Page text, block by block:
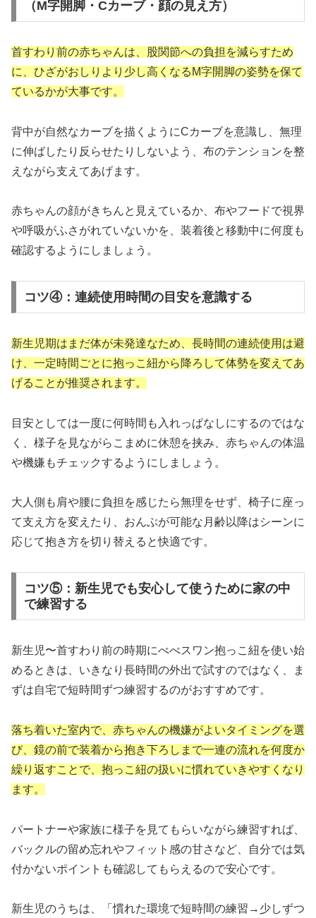
（M字開脚・Cカーブ・顔の見え方）
首すわり前の赤ちゃんは、股関節への負担を減らすため
に、ひざがおしりより少し高くなるM字開脚の姿勢を保て
ているかが大事です。
背中が自然なカーブを描くようにCカーブを意識し、無理
に伸ばしたり反らせたりしないよう、布のテンションを整
えながら支えてあげます。
赤ちゃんの顔がきちんと見えているか、布やフードで視界
や呼吸がふさがれていないかを、装着後と移動中に何度も
確認するようにしましょう。
コツ④：連続使用時間の目安を意識する
新生児期はまだ体が未発達なため、長時間の連続使用は避
け、一定時間ごとに抱っこ紐から降ろして体勢を変えてあ
げることが推奨されます。
目安としては一度に何時間も入れっぱなしにするのではな
く、様子を見ながらこまめに休憩を挟み、赤ちゃんの体温
や機嫌もチェックするようにしましょう。
大人側も肩や腰に負担を感じたら無理をせず、椅子に座っ
て支え方を変えたり、おんぶが可能な月齢以降はシーンに
応じて抱き方を切り替えると快適です。
コツ⑤：新生児でも安心して使うために家の中
で練習する
新生児〜首すわり前の時期にべべスワン抱っこ紐を使い始
めるときは、いきなり長時間の外出で試すのではなく、ま
ずは自宅で短時間ずつ練習するのがおすすめです。
落ち着いた室内で、赤ちゃんの機嫌がよいタイミングを選
び、鏡の前で装着から抱き下ろしまで一連の流れを何度か
繰り返すことで、抱っこ紐の扱いに慣れていきやすくなり
ます。
パートナーや家族に様子を見てもらいながら練習すれば、
バックルの留め忘れやフィット感の甘さなど、自分では気
付かないポイントも確認してもらえるので安心です。
新生児のうちは、「慣れた環境で短時間の練習→少しずつ